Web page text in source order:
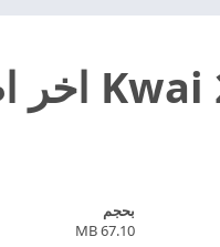
بحجم
67.10 MB